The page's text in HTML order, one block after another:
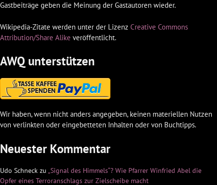
Gastbeiträge geben die Meinung der Gastautoren wieder.
Wikipedia-Zitate werden unter der Lizenz Creative Commons
Attribution/Share Alike veröffentlicht.
AWQ unterstützen
Wir haben, wenn nicht anders angegeben, keinen materiellen Nutzen
von verlinkten oder eingebetteten Inhalten oder von Buchtipps.
Neuester Kommentar
Udo Schneck zu „Signal des Himmels“? Wie Pfarrer Winfried Abel die
Opfer eines Terroranschlags zur Zielscheibe macht